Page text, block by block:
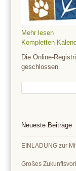
Mehr lesen
Kompletten
Die Online-
geschlossen.
Neueste Beiträge
EINLADUNG zur
Großes